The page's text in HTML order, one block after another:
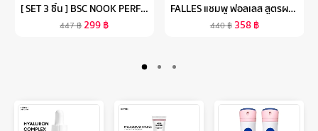
[ SET 3 ชิ้น ] BSC NOOK PERFUME SPRAY สเปรย์น้ำหอมกลิ่นนุ๊ค 14 ML.
447฿299฿
FALLES แชมพู ฟอลเลส สูตรผมแข็งแรงสุขภาพดี 300 มล. 2 ขวด
440฿ 358฿